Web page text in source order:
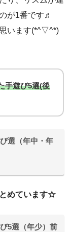
が1番です♬
います(*^▽^*)
手遊び5選(後
選（年中・年
めています☆
5選（年少）前